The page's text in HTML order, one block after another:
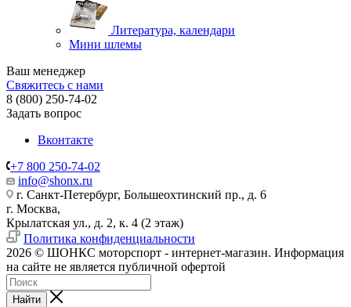
Литература, календари
Мини шлемы
Ваш менеджер
Свяжитесь с нами
8 (800) 250-74-02
Задать вопрос
Вконтакте
+7 800 250-74-02
info@shonx.ru
г. Санкт-Петербург, Большеохтинский пр., д. 6
г. Москва,
Крылатская ул., д. 2, к. 4 (2 этаж)
Политика конфиденциальности
2026 © ШОНКС моторспорт - интернет-магазин. Информация
на сайте не является публичной офертой
Найти